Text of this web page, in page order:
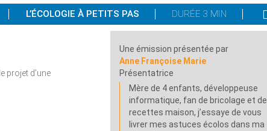
L’ÉCOLOGIE À PETITS PAS DURÉE 3 MIN
projet d’une
Une émission présentée par
Anne Françoise Marie
Présentatrice
Mère de 4 enfants, développeuse
informatique, fan de bricolage et de
recettes maison, j’essaye de vous
livrer mes astuces écolos dans ma